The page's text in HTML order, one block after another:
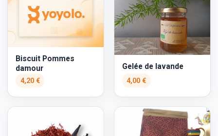
Biscuit Pommes
damour
4,20 €
Gelée de lavande
4,00 €